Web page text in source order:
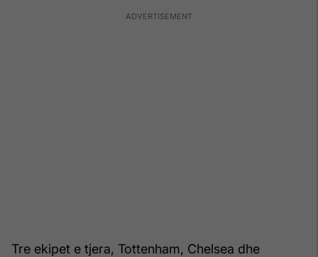
Tre ekipet e tjera, Tottenham, Chelsea dhe